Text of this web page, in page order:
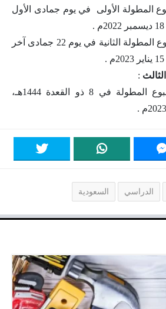
المطولة الأولى في يوم جمادى الأول
إجازة نهاية الأسبوع المطولة الثانية في يوم 22 جمادى آخر
:
إجازة نهاية الأسبوع المطولة في 8 ذو القعدة 1444هـ،
الدراسي السعودية